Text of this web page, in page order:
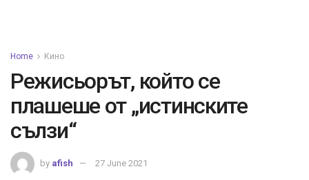
Home Кино
Режисьорът, който се
плашеше от „истинските
сълзи“
by afish 27 June 2021